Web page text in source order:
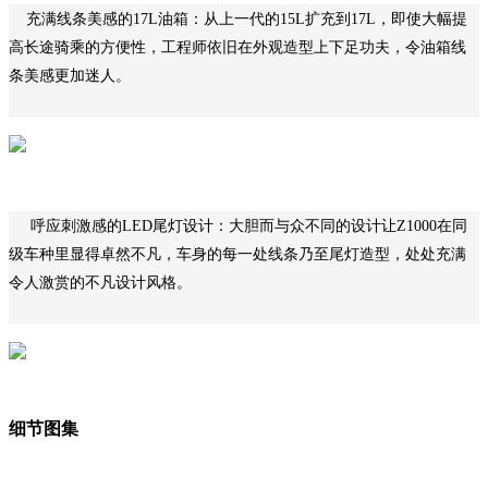
充满线条美感的17L油箱： 从上一代的15L扩充到17L，即使大幅提
高长途骑乘的方便性，工程师依旧在外观造型上下足功夫，令油箱线
条美感更加迷人。
呼应刺激感的LED尾灯设计： 大胆而与众不同的设计让Z1000在同
级车种里显得卓然不凡，车身的每一处线条乃至尾灯造型，处处充满
令人激赏的不凡设计风格。
细节图集